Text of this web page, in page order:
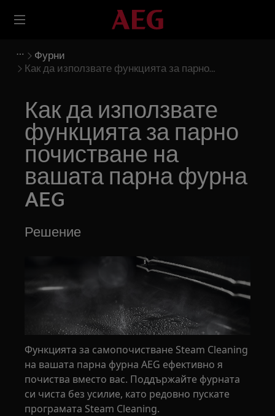
Фурни
Как да използвате функцията за парно
Как да използвате
функцията за парно
почистване на
вашата парна фурна
AEG
Решение
Функцията за самопочистване Steam Cleaning
на вашата парна фурна AEG ефективно я
почиства вместо вас. Поддържайте фурната
си чиста без усилие, като редовно пускате
програмата Steam Cleaning.